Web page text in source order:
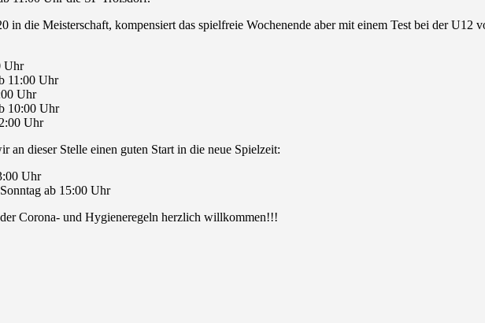
in die Meisterschaft, kompensiert das spielfreie Wochenende aber mit einem Test bei der U12
Uhr
11:00 Uhr
Uhr
10:00 Uhr
Uhr
an dieser Stelle einen guten Start in die neue Spielzeit:
Uhr
ab 15:00 Uhr
Corona- und Hygieneregeln herzlich willkommen!!!